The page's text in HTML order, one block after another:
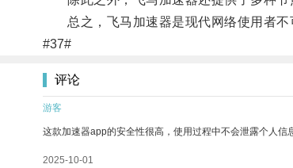
总之，飞马加速器是现代网络使用者不
#37#
评论
游客
这款加速器app的安全性很高，使用过程中不会泄露个人信
2025-10-01